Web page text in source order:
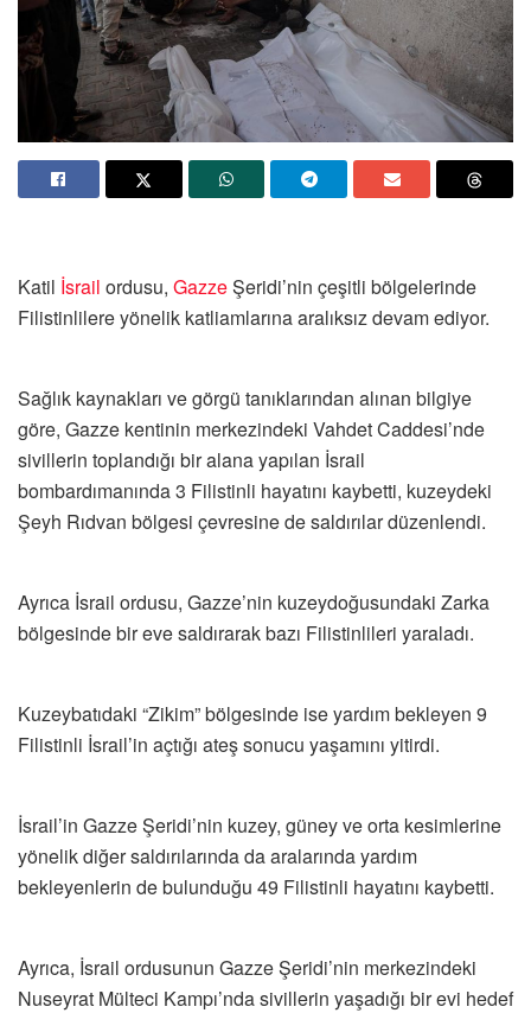
Katil İsrail ordusu, GazzeŞeridi’nin çeşitli bölgelerinde
Filistinlilere yönelik katliamlarına aralıksız devam ediyor.
Sağlık kaynakları ve görgü tanıklarından alınan bilgiye
göre, Gazze kentinin merkezindeki Vahdet Caddesi’nde
sivillerin toplandığı bir alana yapılan İsrail
bombardımanında 3 Filistinli hayatını kaybetti, kuzeydeki
Şeyh Rıdvan bölgesi çevresine de saldırılar düzenlendi.
Ayrıca İsrail ordusu, Gazze’nin kuzeydoğusundaki Zarka
bölgesinde bir eve saldırarak bazı Filistinlileri yaraladı.
Kuzeybatıdaki “Zikim” bölgesinde ise yardım bekleyen 9
Filistinli İsrail’in açtığı ateş sonucu yaşamını yitirdi.
İsrail’in Gazze Şeridi’nin kuzey, güney ve orta kesimlerine
yönelik diğer saldırılarında da aralarında yardım
bekleyenlerin de bulunduğu 49 Filistinli hayatını kaybetti.
Ayrıca, İsrail ordusunun Gazze Şeridi’nin merkezindeki
Nuseyrat Mülteci Kampı’nda sivillerin yaşadığı bir evi hedef